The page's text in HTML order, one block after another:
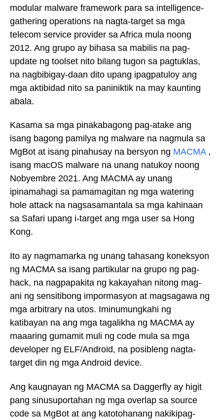
modular malware framework para sa intelligence-
gathering operations na nagta-target sa mga
telecom service provider sa Africa mula noong
2012. Ang grupo ay bihasa sa mabilis na pag-
update ng toolset nito bilang tugon sa pagtuklas,
na nagbibigay-daan dito upang ipagpatuloy ang
mga aktibidad nito sa paniniktik na may kaunting
abala.
Kasama sa mga pinakabagong pag-atake ang
isang bagong pamilya ng malware na nagmula sa
MgBot at isang pinahusay na bersyon ng MACMA,
isang macOS malware na unang natukoy noong
Nobyembre 2021. Ang MACMA ay unang
ipinamahagi sa pamamagitan ng mga watering
hole attack na nagsasamantala sa mga kahinaan
sa Safari upang i-target ang mga user sa Hong
Kong.
Ito ay nagmamarka ng unang tahasang koneksyon
ng MACMA sa isang partikular na grupo ng pag-
hack, na nagpapakita ng kakayahan nitong mag-
ani ng sensitibong impormasyon at magsagawa ng
mga arbitrary na utos. Iminumungkahi ng
katibayan na ang mga tagalikha ng MACMA ay
maaaring gumamit muli ng code mula sa mga
developer ng ELF/Android, na posibleng nagta-
target din ng mga Android device.
Ang kaugnayan ng MACMA sa Daggerfly ay higit
pang sinusuportahan ng mga overlap sa source
code sa MgBot at ang katotohanang nakikipag-